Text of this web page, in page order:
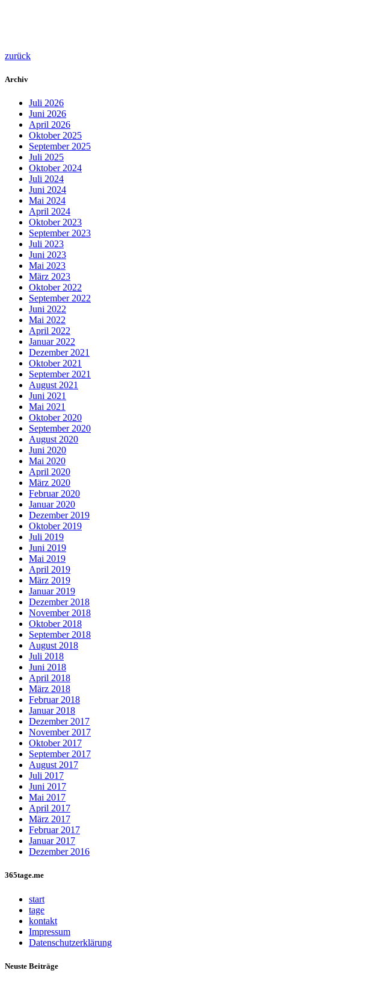
zurück
Archiv
Juli 2026
Juni 2026
April 2026
Oktober 2025
September 2025
Juli 2025
Oktober 2024
Juli 2024
Juni 2024
Mai 2024
April 2024
Oktober 2023
September 2023
Juli 2023
Juni 2023
Mai 2023
März 2023
Oktober 2022
September 2022
Juni 2022
Mai 2022
April 2022
Januar 2022
Dezember 2021
Oktober 2021
September 2021
August 2021
Juni 2021
Mai 2021
Oktober 2020
September 2020
August 2020
Juni 2020
Mai 2020
April 2020
März 2020
Februar 2020
Januar 2020
Dezember 2019
Oktober 2019
Juli 2019
Juni 2019
Mai 2019
April 2019
März 2019
Januar 2019
Dezember 2018
November 2018
Oktober 2018
September 2018
August 2018
Juli 2018
Juni 2018
April 2018
März 2018
Februar 2018
Januar 2018
Dezember 2017
November 2017
Oktober 2017
September 2017
August 2017
Juli 2017
Juni 2017
Mai 2017
April 2017
März 2017
Februar 2017
Januar 2017
Dezember 2016
365tage.me
start
tage
kontakt
Impressum
Datenschutzerklärung
Neuste Beiträge